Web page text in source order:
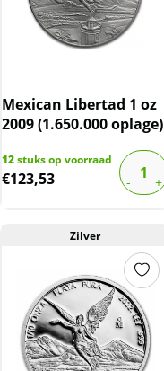
Mexican Libertad 1 oz
2009 (1.650.000 oplage)
12stuks op voorraad
€123,53
Zilver